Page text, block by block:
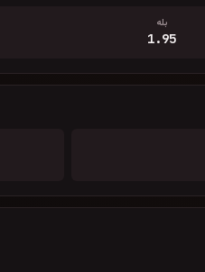
بله
1.95